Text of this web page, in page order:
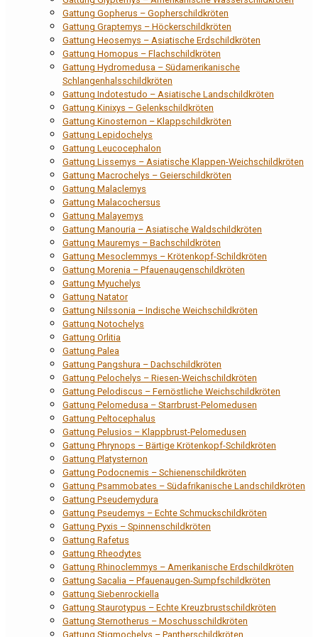
Gattung Gopherus – Gopherschildkröten
Gattung Graptemys – Höckerschildkröten
Gattung Heosemys – Asiatische Erdschildkröten
Gattung Homopus – Flachschildkröten
Gattung Hydromedusa – Südamerikanische
Schlangenhalsschildkröten
Gattung Indotestudo – Asiatische Landschildkröten
Gattung Kinixys – Gelenkschildkröten
Gattung Kinosternon – Klappschildkröten
Gattung Lepidochelys
Gattung Leucocephalon
Gattung Lissemys – Asiatische Klappen-Weichschildkröten
Gattung Macrochelys – Geierschildkröten
Gattung Malaclemys
Gattung Malacochersus
Gattung Malayemys
Gattung Manouria – Asiatische Waldschildkröten
Gattung Mauremys – Bachschildkröten
Gattung Mesoclemmys – Krötenkopf-Schildkröten
Gattung Morenia – Pfauenaugenschildkröten
Gattung Myuchelys
Gattung Natator
Gattung Nilssonia – Indische Weichschildkröten
Gattung Notochelys
Gattung Orlitia
Gattung Palea
Gattung Pangshura – Dachschildkröten
Gattung Pelochelys – Riesen-Weichschildkröten
Gattung Pelodiscus – Fernöstliche Weichschildkröten
Gattung Pelomedusa – Starrbrust-Pelomedusen
Gattung Peltocephalus
Gattung Pelusios – Klappbrust-Pelomedusen
Gattung Phrynops – Bärtige Krötenkopf-Schildkröten
Gattung Platysternon
Gattung Podocnemis – Schienenschildkröten
Gattung Psammobates – Südafrikanische Landschildkröten
Gattung Pseudemydura
Gattung Pseudemys – Echte Schmuckschildkröten
Gattung Pyxis – Spinnenschildkröten
Gattung Rafetus
Gattung Rheodytes
Gattung Rhinoclemmys – Amerikanische Erdschildkröten
Gattung Sacalia – Pfauenaugen-Sumpfschildkröten
Gattung Siebenrockiella
Gattung Staurotypus – Echte Kreuzbrustschildkröten
Gattung Sternotherus – Moschusschildkröten
Gattung Stigmochelys – Pantherschildkröten